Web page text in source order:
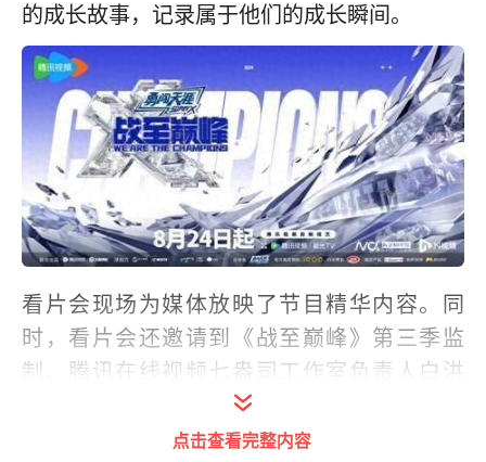
的成长故事，记录属于他们的成长瞬间。
看片会现场为媒体放映了节目精华内容。同
时，看片会还邀请到《战至巅峰》第三季监
制、腾讯在线视频七盎司工作室负责人白洪
羽，首都师范大学文学院副教授杨慧到场，与
观众一同分享看片感受、交流创作心得。
点击查看完整内容